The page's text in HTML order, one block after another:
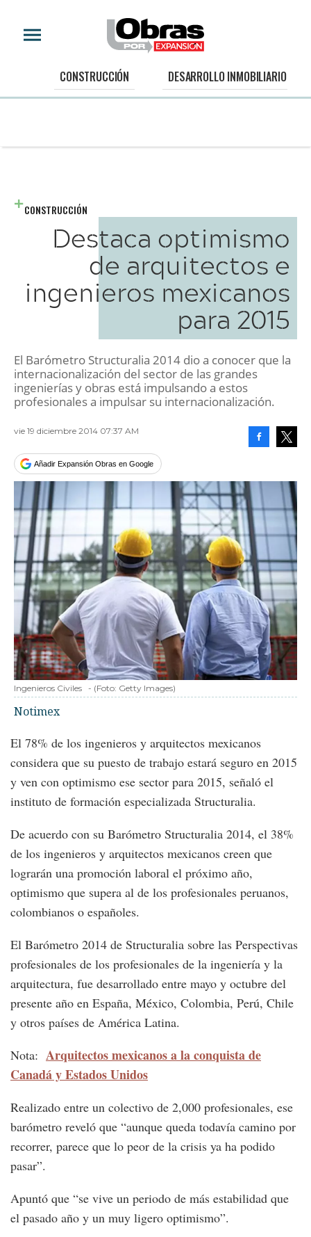
CONSTRUCCIÓN DESARROLLO INMOBILIARIO
CONSTRUCCIÓN
Destaca optimismo
de arquitectos e
ingenieros mexicanos
para 2015
El Barómetro Structuralia 2014 dio a conocer que la
internacionalización del sector de las grandes
ingenierías y obras está impulsando a estos
profesionales a impulsar su internacionalización.
vie 19 diciembre 2014 07:37 AM
Añadir Expansión Obras en Google
Ingenieros Civiles - (Foto: Getty Images)
Notimex
El 78% de los ingenieros y arquitectos mexicanos
considera que su puesto de trabajo estará seguro en 2015
y ven con optimismo ese sector para 2015, señaló el
instituto de formación especializada Structuralia.
De acuerdo con su Barómetro Structuralia 2014, el 38%
de los ingenieros y arquitectos mexicanos creen que
lograrán una promoción laboral el próximo año,
optimismo que supera al de los profesionales peruanos,
colombianos o españoles.
El Barómetro 2014 de Structuralia sobre las Perspectivas
profesionales de los profesionales de la ingeniería y la
arquitectura, fue desarrollado entre mayo y octubre del
presente año en España, México, Colombia, Perú, Chile
y otros países de América Latina.
Nota: Arquitectos mexicanos a la conquista de
Canadá y Estados Unidos
Realizado entre un colectivo de 2,000 profesionales, ese
barómetro reveló que “aunque queda todavía camino por
recorrer, parece que lo peor de la crisis ya ha podido
pasar”.
Apuntó que “se vive un periodo de más estabilidad que
el pasado año y un muy ligero optimismo”.